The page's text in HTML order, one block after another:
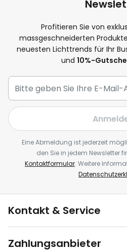
Profitieren Sie von
massgeschneiderten
neuesten Lichttrends für Ihr
und 10%-
Eine Abmeldung ist jederzeit
den Sie in jedem Newsletter
Kontaktformular. Weitere
Kontakt & Service
Zahlungsanbieter